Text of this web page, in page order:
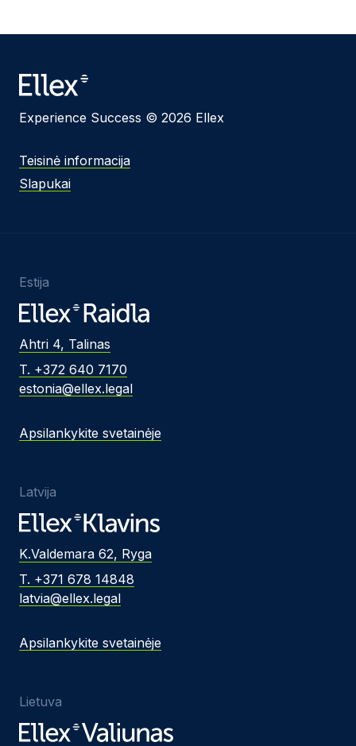
Experience Success © 2026 Ellex
Teisinė informacija
Slapukai
Estija
Ahtri 4, Talinas
T. +372 640 7170
estonia@ellex.legal
Apsilankykite svetainėje
Latvija
K.Valdemara 62, Ryga
T. +371 678 14848
latvia@ellex.legal
Apsilankykite svetainėje
Lietuva